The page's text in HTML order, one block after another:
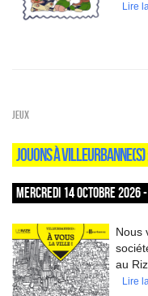
Lire
Jeux
JOUONS À
MERCREDI 14 OCTOBRE
Nous
au
Lire